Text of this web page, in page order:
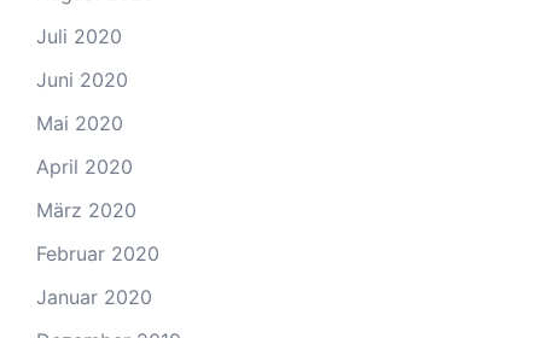
Juli 2020
Juni 2020
Mai 2020
April 2020
März 2020
Februar 2020
Januar 2020